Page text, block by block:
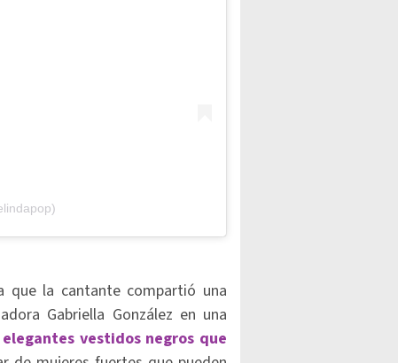
que la cantante compartió una
Gabriella González en una
vestidos negros que